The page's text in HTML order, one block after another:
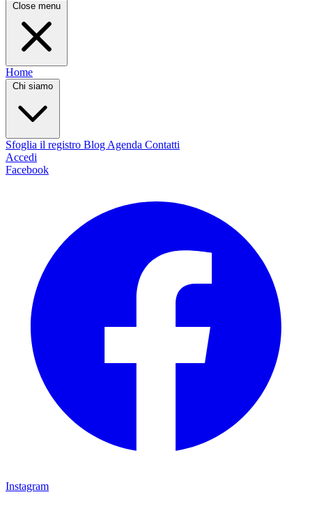
Close menu
Home
Chi siamo
Sfoglia il registro Blog Agenda Contatti
Accedi
Facebook
Instagram